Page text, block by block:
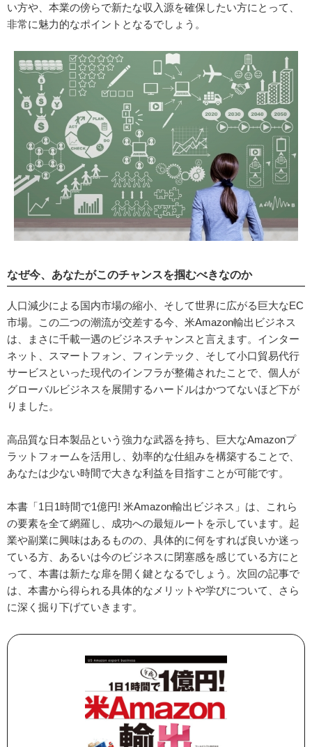
い方や、本業の傍らで新たな収入源を確保したい方にとって、
非常に魅力的なポイントとなるでしょう。
なぜ今、あなたがこのチャンスを掴むべきなのか
人口減少による国内市場の縮小、そして世界に広がる巨大なEC
市場。この二つの潮流が交差する今、米Amazon輸出ビジネス
は、まさに千載一遇のビジネスチャンスと言えます。インター
ネット、スマートフォン、フィンテック、そして小口貿易代行
サービスといった現代のインフラが整備されたことで、個人が
グローバルビジネスを展開するハードルはかつてないほど下が
りました。
高品質な日本製品という強力な武器を持ち、巨大なAmazonプ
ラットフォームを活用し、効率的な仕組みを構築することで、
あなたは少ない時間で大きな利益を目指すことが可能です。
本書「1日1時間で1億円! 米Amazon輸出ビジネス」は、これら
の要素を全て網羅し、成功への最短ルートを示しています。起
業や副業に興味はあるものの、具体的に何をすれば良いか迷っ
ている方、あるいは今のビジネスに閉塞感を感じている方にと
って、本書は新たな扉を開く鍵となるでしょう。次回の記事で
は、本書から得られる具体的なメリットや学びについて、さら
に深く掘り下げていきます。